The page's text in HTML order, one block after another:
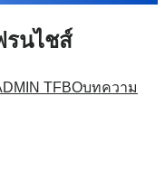
รนไชส์
TFBOบทความ